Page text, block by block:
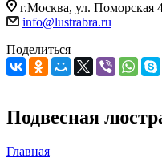
г.Москва, ул. Поморская
info@lustrabra.ru
Поделиться
Подвесная
Главная